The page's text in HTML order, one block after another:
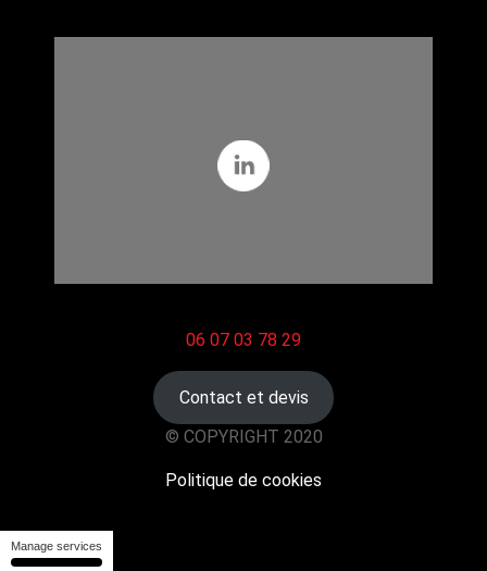
06 07 03 78 29
Contact et devis
© COPYRIGHT 2020
Politique de cookies
Manage services